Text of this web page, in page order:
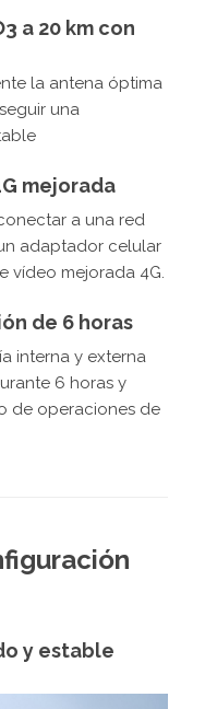
a 20 km con
la antena óptima
una
mejorada
a una red
adaptador celular
vídeo mejorada 4G.
de 6 horas
interna y externa
6 horas y
de operaciones de
y estable